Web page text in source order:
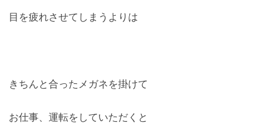
目を疲れさせてしまうよりは
きちんと合ったメガネを掛けて
お仕事、運転をしていただくと